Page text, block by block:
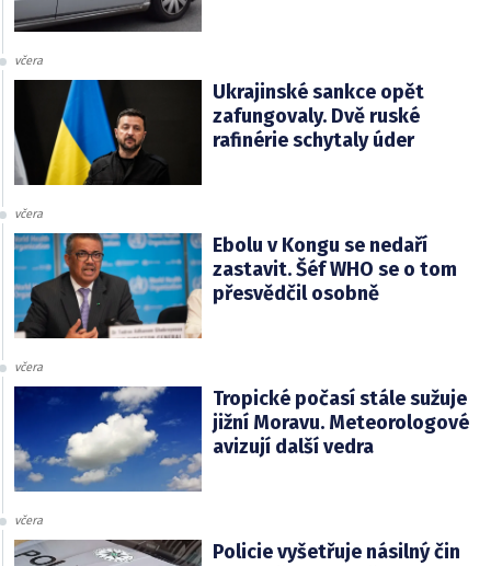
včera
Ukrajinské sankce opět
zafungovaly. Dvě ruské
rafinérie schytaly úder
včera
Ebolu v Kongu se nedaří
zastavit. Šéf WHO se o tom
přesvědčil osobně
včera
Tropické počasí stále sužuje
jižní Moravu. Meteorologové
avizují další vedra
včera
Policie vyšetřuje násilný čin